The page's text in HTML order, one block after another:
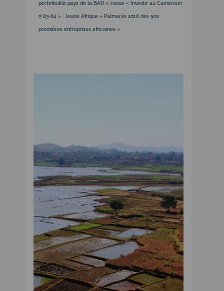
portefeuille pays de la BAD »; revue « Investir au Cameroun
n°63-64 » ; Jeune Afrique « Palmarès 2016 des 500
premières entreprises africaines »